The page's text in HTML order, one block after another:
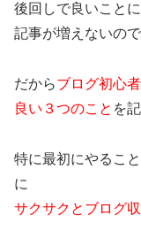
後回しで良いこと
記事が増えないの
だからブログ初心
良い３つのこと を
特に最初にやるこ
に
サクサクとブログ